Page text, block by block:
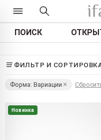
ПОИСК
ФИЛЬТР И
Форма: Вариации
Новинка